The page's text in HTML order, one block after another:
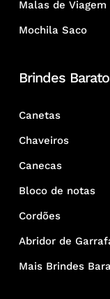
Malas de Viagem
Mochila Saco
Brindes
Canetas
Chaveiros
Canecas
Bloco de notas
Cordões
Abridor de
Mais Brindes